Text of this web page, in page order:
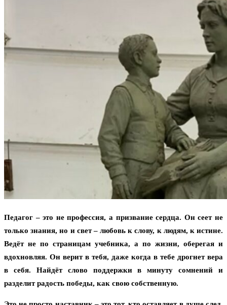
Педагог – это не профессия, а призвание сердца. Он сеет не
только знания, но и свет – любовь к слову, к людям, к истине.
Ведёт не по страницам учебника, а по жизни, оберегая и
вдохновляя. Он верит в тебя, даже когда в тебе дрогнет вера
в себя. Найдёт слово поддержки в минуту сомнений и
разделит радость победы, как свою собственную.